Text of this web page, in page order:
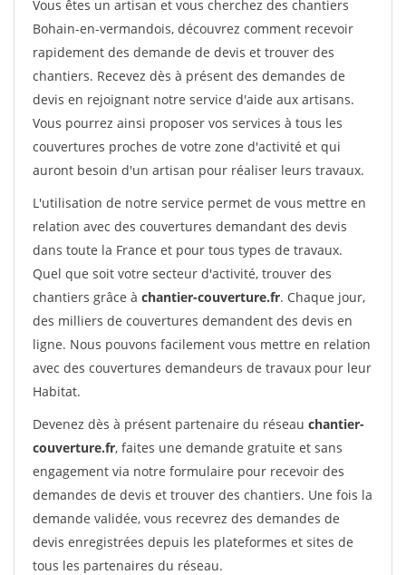
Vous êtes un artisan et vous cherchez des chantiers
Bohain-en-vermandois, découvrez comment recevoir
rapidement des demande de devis et trouver des
chantiers. Recevez dès à présent des demandes de
devis en rejoignant notre service d'aide aux artisans.
Vous pourrez ainsi proposer vos services à tous les
couvertures proches de votre zone d'activité et qui
auront besoin d'un artisan pour réaliser leurs travaux.
L'utilisation de notre service permet de vous mettre en
relation avec des couvertures demandant des devis
dans toute la France et pour tous types de travaux.
Quel que soit votre secteur d'activité, trouver des
chantiers grâce à chantier-couverture.fr. Chaque jour,
des milliers de couvertures demandent des devis en
ligne. Nous pouvons facilement vous mettre en relation
avec des couvertures demandeurs de travaux pour leur
Habitat.
Devenez dès à présent partenaire du réseau chantier-
couverture.fr, faites une demande gratuite et sans
engagement via notre formulaire pour recevoir des
demandes de devis et trouver des chantiers. Une fois la
demande validée, vous recevrez des demandes de
devis enregistrées depuis les plateformes et sites de
tous les partenaires du réseau.